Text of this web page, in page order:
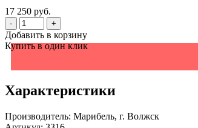
17 250 руб.
- +
Добавить в корзину
Купить в один клик
Характеристики
Производитель: Марибель, г. Волжск